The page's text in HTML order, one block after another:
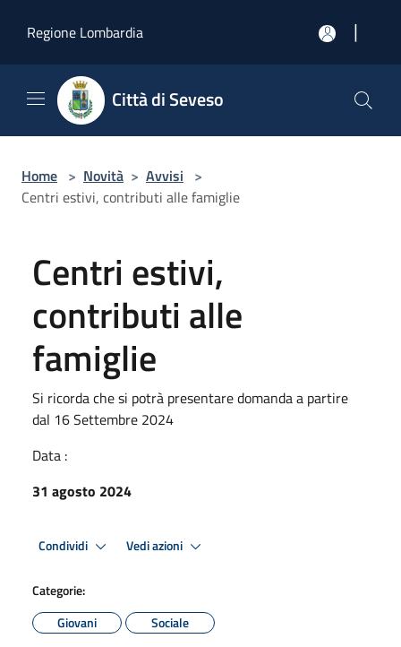
Regione Lombardia
|
Città di Seveso
Home > Novità > Avvisi >
Centri estivi, contributi alle famiglie
Centri estivi,
contributi alle
famiglie
Si ricorda che si potrà presentare domanda a partire
dal 16 Settembre 2024
Data :
31 agosto 2024
Condividi Vedi azioni
Categorie:
Giovani
Sociale